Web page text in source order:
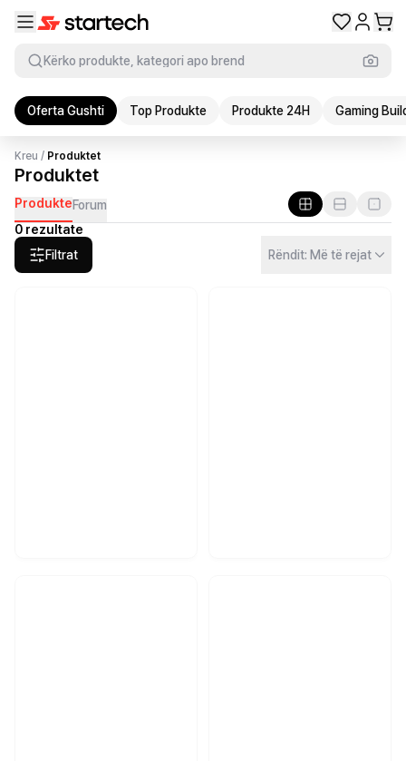
Kërko produkte, kategori apo brend
Oferta Gushti Top Produkte Produkte 24H Gaming
Kreu / Produktet
Produktet
ProdukteForum
0 rezultate
Filtrat
Rëndit: Më të rejat